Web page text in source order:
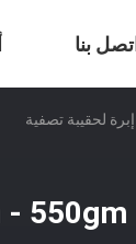
اتصل بنا